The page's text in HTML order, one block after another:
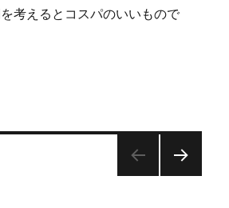
考えるとコスパのいいもので